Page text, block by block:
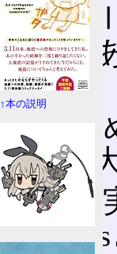
Phase
ャリア
た。
この
用時最
より現
5.4Mbps
↑本の説明